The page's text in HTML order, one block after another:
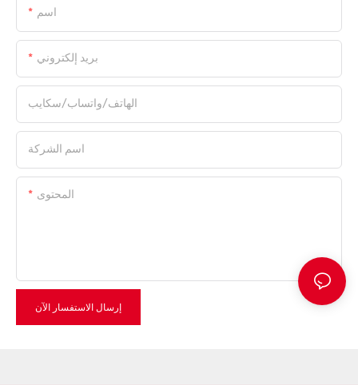
اسم
بريد إلكتروني
الهاتف/واتساب/سكايب
اسم الشركة
المحتوى
إرسال الاستفسار الآن